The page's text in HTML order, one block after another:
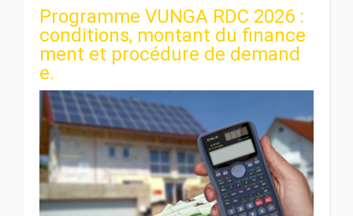
Programme VUNGA RDC 2026 :
conditions, montant du finance
ment et procédure de demand
e.